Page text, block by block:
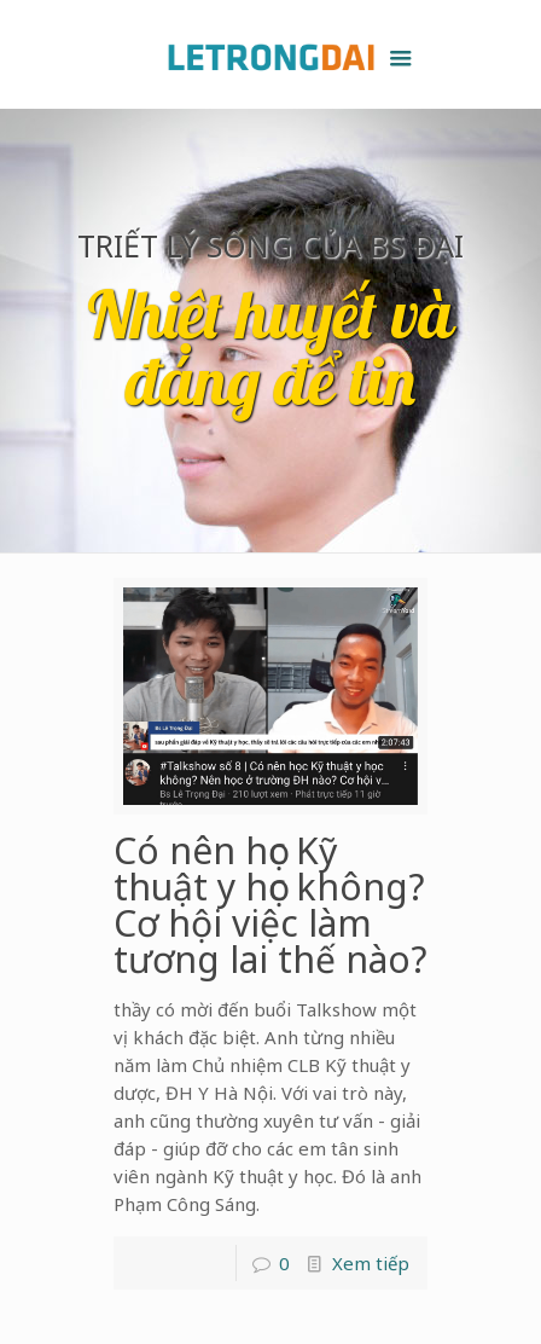
TRIẾT LÝ SỐNG CỦA BS ĐẠI
Nhiệt huyết và
đáng để tin
Có nên học Kỹ
thuật y học không?
Cơ hội việc làm
tương lai thế nào?
thầy có mời đến buổi Talkshow một
vị khách đặc biệt. Anh từng nhiều
năm làm Chủ nhiệm CLB Kỹ thuật y
dược, ĐH Y Hà Nội. Với vai trò này,
anh cũng thường xuyên tư vấn - giải
đáp - giúp đỡ cho các em tân sinh
viên ngành Kỹ thuật y học. Đó là anh
Phạm Công Sáng.
0 Xem tiếp